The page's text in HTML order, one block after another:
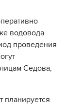
водовода
проведения
Седова,
планируется